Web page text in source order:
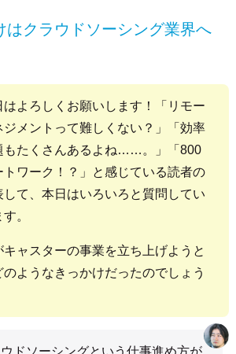
はクラウドソーシング業界へ
よろしくお願いします！「リモー
ジメントって難しくない？」「効率
もたくさんあるよね……。」「800
トワーク！？」と感じている読者の
て、本日はいろいろと質問してい
。
キャスターの事業を立ち上げようと
ようなきっかけだったのでしょう